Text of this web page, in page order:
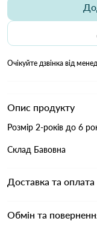
Очікуйте дзвінка від
Опис продукту
Розмір 2-років до 6
Склад Бавовна
Доставка та оплата
Обмін та